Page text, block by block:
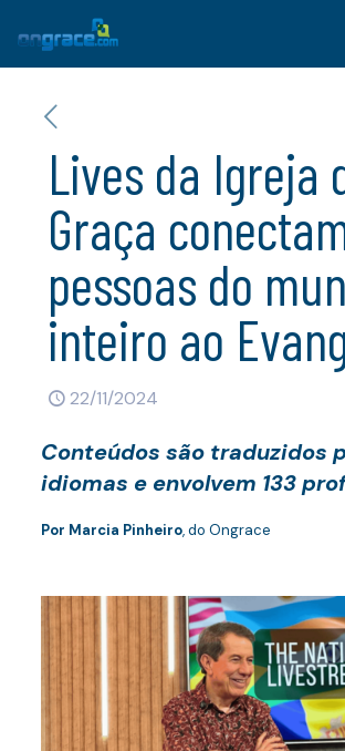
Lives da Igreja
Graça
pessoas do
inteiro ao
22/11/2024
Conteúdos são traduzidos
idiomas e envolvem 133
Por Marcia Pinheiro, do Ongrace